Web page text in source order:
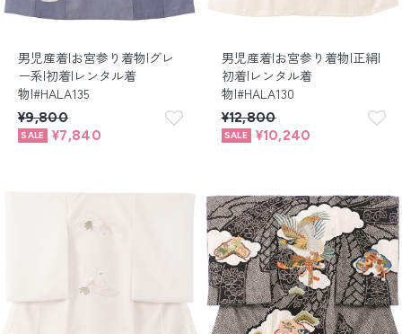
男児産着|お宮参り着物|グレ
ー系|初着|レンタル着
物|#HALA135
¥9,800
¥7,840
男児産着|お宮参り着物|正絹|
初着|レンタル着
物|#HALA130
¥12,800
¥10,240